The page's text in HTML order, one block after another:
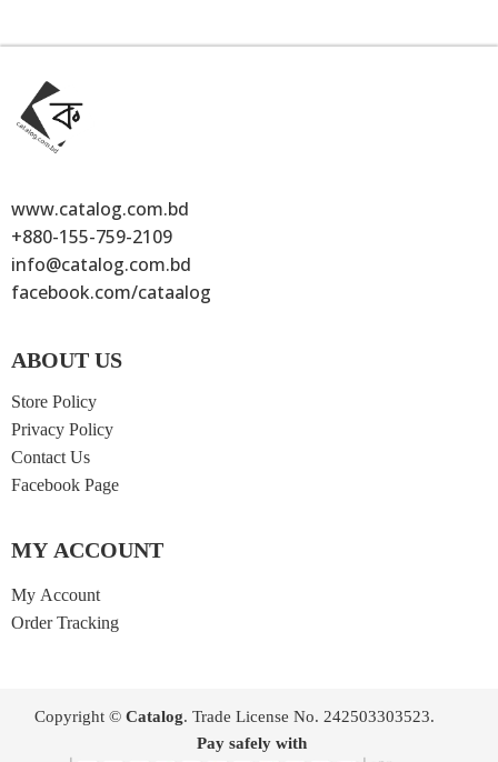
www.catalog.com.bd
+880-155-759-2109
info@catalog.com.bd
facebook.com/cataalog
ABOUT US
Store Policy
Privacy Policy
Contact Us
Facebook Page
MY ACCOUNT
My Account
Order Tracking
Copyright © Catalog. Trade License No. 242503303523.
Pay safely with